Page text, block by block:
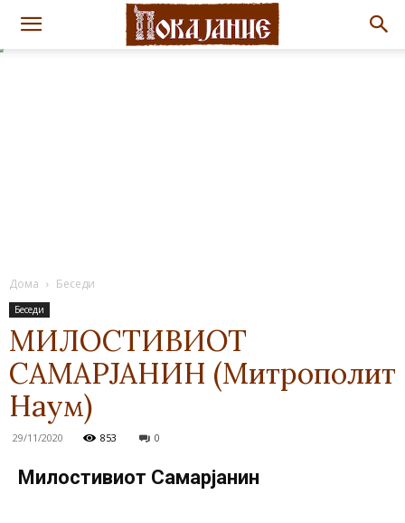
Дома Беседи
Беседи
МИЛОСТИВИОТ
САМАРЈАНИН (Митрополит
Наум)
29/11/2020 853 0
Милостивиот Самарјанин